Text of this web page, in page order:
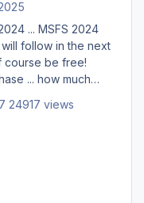
2024
follow in the next
course be free!
... how much
24917 views